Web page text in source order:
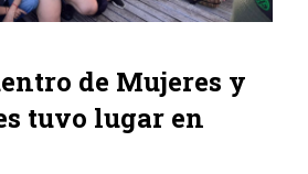
de Mujeres y
tuvo lugar en